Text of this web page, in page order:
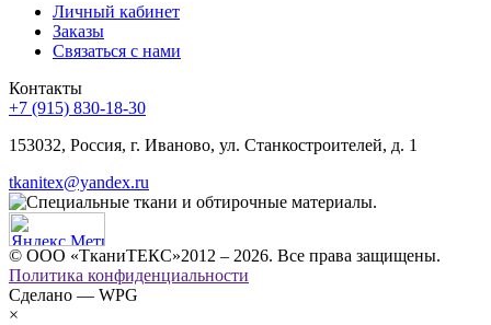
Личный кабинет
Заказы
Связаться с нами
Контакты
+7 (915) 830-18-30
153032, Россия, г. Иваново, ул. Станкостроителей, д. 1
tkanitex@yandex.ru
© ООО «ТканиТЕКС»2012 – 2026. Все права защищены.
Политика конфиденциальности
Сделано — WPG
×